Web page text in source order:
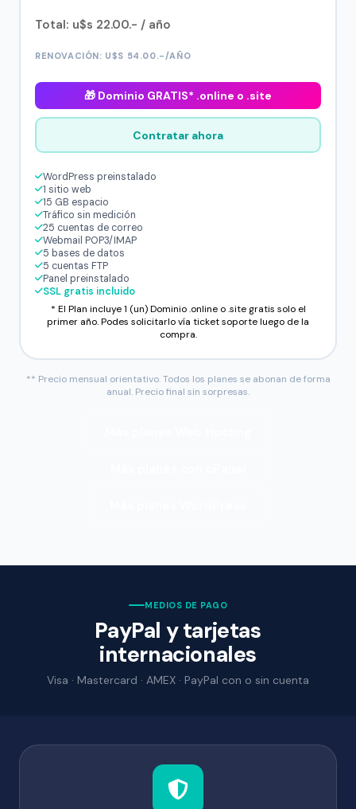
Total: u$s 22.00.- / año
RENOVACIÓN: U$S 54.00.-/AÑO
🎁 Dominio GRATIS* .online o .site
Contratar ahora
WordPress preinstalado
1 sitio web
15 GB espacio
Tráfico sin medición
25 cuentas de correo
Webmail POP3/IMAP
5 bases de datos
5 cuentas FTP
Panel preinstalado
SSL gratis incluido
* El Plan incluye 1 (un) Dominio .online o .site gratis solo el
primer año. Podes solicitarlo vía ticket soporte luego de la
compra.
** Precio mensual orientativo. Todos los planes se abonan de forma
anual. Precio final sin sorpresas.
MEDIOS DE PAGO
PayPal y tarjetas
internacionales
Visa · Mastercard · AMEX · PayPal con o sin cuenta